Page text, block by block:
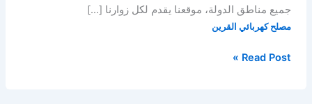
جميع مناطق الدولة، موقعنا يقدم لكل زوارنا […]
مصلح كهربائي القرين
Read Post »